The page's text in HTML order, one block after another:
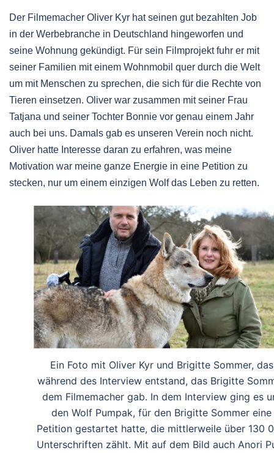
Der Filmemacher Oliver Kyr hat seinen gut bezahlten Job
in der Werbebranche in Deutschland hingeworfen und
seine Wohnung gekündigt. Für sein Filmprojekt fuhr er mit
seiner Familien mit einem Wohnmobil quer durch die Welt
um mit Menschen zu sprechen, die sich für die Rechte von
Tieren einsetzen. Oliver war zusammen mit seiner Frau
Tatjana und seiner Tochter Bonnie vor genau einem Jahr
auch bei uns. Damals gab es unseren Verein noch nicht.
Oliver hatte Interesse daran zu erfahren, was meine
Motivation war meine ganze Energie in eine Petition zu
stecken, nur um einem einzigen Wolf das Leben zu retten.
Ein Foto mit Oliver Kyr und Brigitte Sommer, das
während des Interview entstand, das Brigitte
dem Filmemacher gab. In dem Interview ging es
den Wolf Pumpak, für den Brigitte Sommer eine
Petition gestartet hatte, die mittlerweile über 130
Unterschriften zählt. Mit auf dem Bild auch Anori